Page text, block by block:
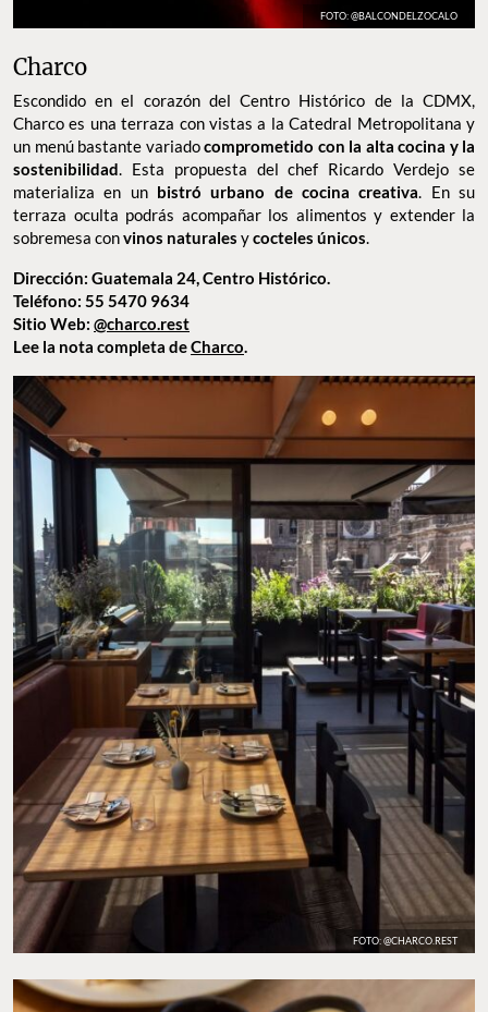
Charco
Escondido en el corazón del Centro Histórico de la CDMX,
Charco es una terraza con vistas a la Catedral Metropolitana y
un menú bastante variado comprometido con la alta cocina y la
sostenibilidad . Esta propuesta del chef Ricardo Verdejo se
materializa en unbistró urbano de cocina creativa
sobremesa convinos naturalesycocteles únicos
Dirección: Guatemala 24, Centro Histórico.
Teléfono: 55 5470 9634
Sitio Web:
Lee la nota completa de